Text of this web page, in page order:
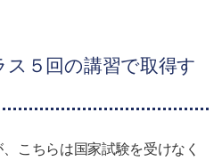
ス５回の講習で取得す
こちらは国家試験を受けなく